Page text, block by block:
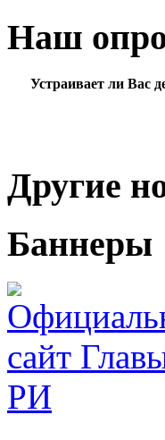
Наш
Устраивает ли Вас
Другие
Баннеры